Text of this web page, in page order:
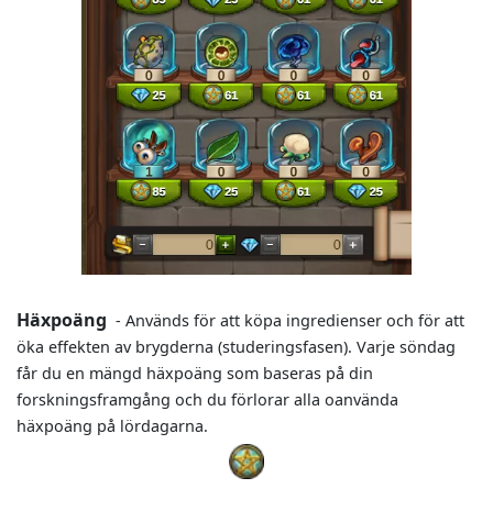
Häxpoäng - Används för att köpa ingredienser och för att
öka effekten av brygderna (studeringsfasen). Varje söndag
får du en mängd häxpoäng som baseras på din
forskningsframgång och du förlorar alla oanvända
häxpoäng på lördagarna.